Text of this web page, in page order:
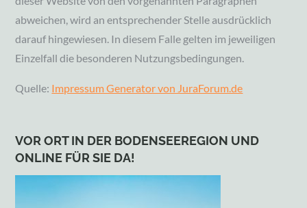
abweichen, wird an entsprechender Stelle ausdrücklich
darauf hingewiesen. In diesem Falle gelten im jeweiligen
Einzelfall die besonderen Nutzungsbedingungen.
Quelle: Impressum Generator von JuraForum.de
VOR ORT IN DER BODENSEEREGION UND
ONLINE FÜR SIE DA!